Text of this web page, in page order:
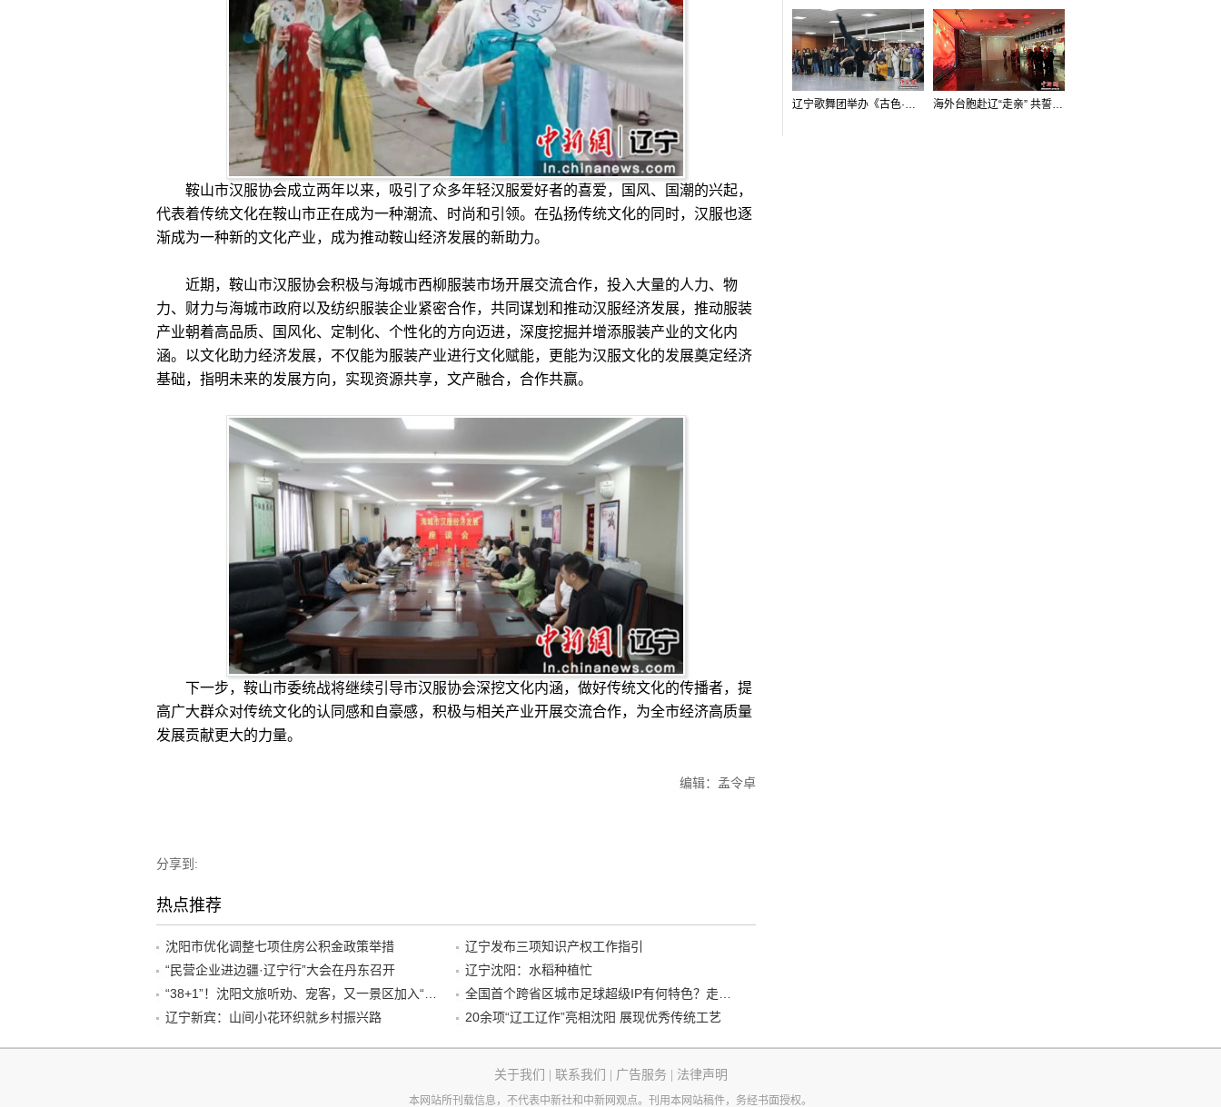
鞍山市汉服协会成立两年以来，吸引了众多年轻汉服爱好者的喜爱，国风、国潮的兴起，
代表着传统文化在鞍山市正在成为一种潮流、时尚和引领。在弘扬传统文化的同时，汉服也逐
渐成为一种新的文化产业，成为推动鞍山经济发展的新助力。
近期，鞍山市汉服协会积极与海城市西柳服装市场开展交流合作，投入大量的人力、物
力、财力与海城市政府以及纺织服装企业紧密合作，共同谋划和推动汉服经济发展，推动服装
产业朝着高品质、国风化、定制化、个性化的方向迈进，深度挖掘并增添服装产业的文化内
涵。以文化助力经济发展，不仅能为服装产业进行文化赋能，更能为汉服文化的发展奠定经济
基础，指明未来的发展方向，实现资源共享，文产融合，合作共赢。
下一步，鞍山市委统战将继续引导市汉服协会深挖文化内涵，做好传统文化的传播者，提
高广大群众对传统文化的认同感和自豪感，积极与相关产业开展交流合作，为全市经济高质量
发展贡献更大的力量。
编辑：孟令卓
分享到:
热点推荐
沈阳市优化调整七项住房公积金政策举措
辽宁发布三项知识产权工作指引
“民营企业进边疆·辽宁行”大会在丹东召开
辽宁沈阳：水稻种植忙
“38+1”！沈阳文旅听劝、宠客，又一景区加入“东北超”优惠名单！
全国首个跨省区城市足球超级IP有何特色？走进沈阳现场去看看
辽宁新宾：山间小花环织就乡村振兴路
20余项“辽工辽作”亮相沈阳 展现优秀传统工艺
辽宁歌舞团举办《古色·国宝辽宁》排练开放日活动 海外台胞赴辽“走亲” 共誓“和平初心”
关于我们 联系我们 广告服务 法律声明
本网站所刊载信息，不代表中新社和中新网观点。刊用本网站稿件，务经书面授权。